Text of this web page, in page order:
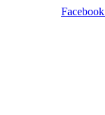
Facebook